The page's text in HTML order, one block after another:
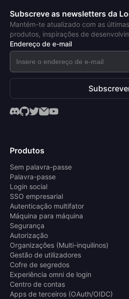
Subscreve as newsletters da
Mantém-te atualizado com as
produtos, inspirações de
Endereço de e-mail
Produtos
Sem palavra-passe
Palavra-passe
Login social
SSO empresarial
Autenticação multifator
Máquina para máquina
Segurança
Autorização
Organizações (Multi-inquilinos)
Gestão de utilizadores
Cofre de segredos
Experiência omni de login
Centro de contas
Apps de terceiros (OAuth/OIDC)